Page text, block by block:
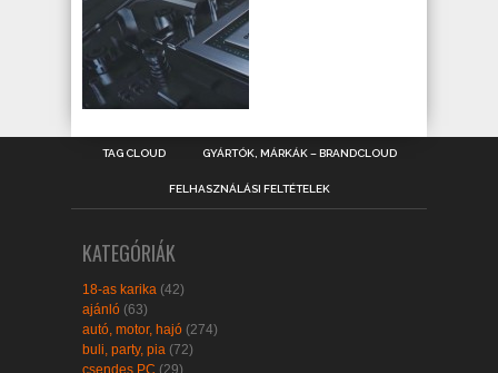
TAG CLOUD GYÁRTÓK, MÁRKÁK – BRANDCLOUD
FELHASZNÁLÁSI FELTÉTELEK
KATEGÓRIÁK
18-as karika (42)
ajánló (63)
autó, motor, hajó (274)
buli, party, pia (72)
csendes PC (29)